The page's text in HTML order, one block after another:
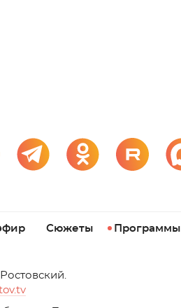
Сюжеты Программы